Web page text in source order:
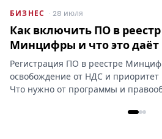
БИЗНЕС · 28 июля
Как включить ПО в реестр
Минцифры и что это даёт
Регистрация ПО в реестре
освобождение от НДС и приоритет
Что нужно от программы и